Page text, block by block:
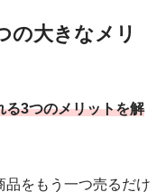
の大きなメリ
る3つのメリットを解
品をもう一つ売るだけ